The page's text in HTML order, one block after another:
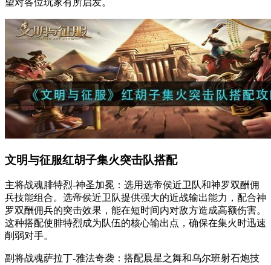
文明与征服红胡子集火突击队搭配
主将战魂腓特烈-神圣加冕：选用选帝侯近卫队和神罗双酬佣
兵技能组合。选帝侯近卫队提供强大的近战输出能力，配合神
罗双酬佣兵的突击效果，能在短时间内对敌方造成高额伤害。
这种搭配使腓特烈成为队伍的核心输出点，确保在集火时迅速
削弱对手。
副将战魂萨拉丁-雅法奇袭：搭配晨星之舞和乌尔班射石炮技